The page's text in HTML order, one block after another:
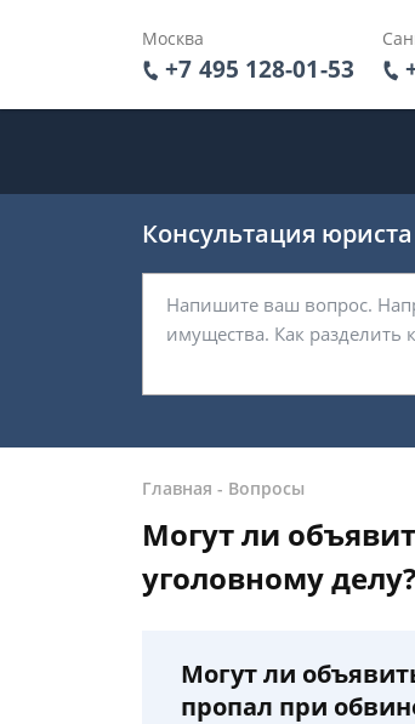
Москва
+7 495 128-01-53
Консультация
Главная - Вопросы
Могут ли
уголовному делу?
Могут ли
пропал при